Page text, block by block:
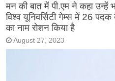
मन की बात में पी.एम ने कहा उन्हें
विश्व यूनिवर्सिटी गेम्स में 26
का नाम रोशन किया है
August 27, 2023